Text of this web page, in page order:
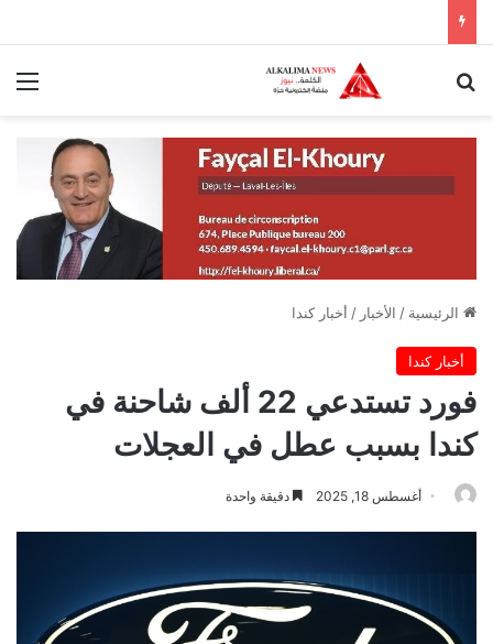
الرئيسية / الأخبار / أخبار كندا
أخبار كندا
فورد تستدعي 22 ألف شاحنة في
كندا بسبب عطل في العجلات
أغسطس 18, 2025 دقيقة واحدة